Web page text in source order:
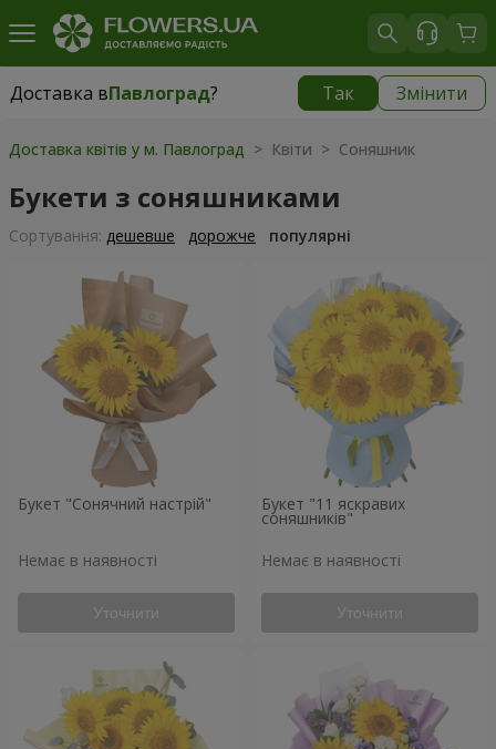
Доставка вПавлоград? Так Змінити
Доставка вПавлоград|
Доставка квітів у м. Павлоград > Квіти > Соняшник
Букети з соняшниками
Сортування: дешевше дорожче популярні
Букет "Сонячний настрій"
Немає в наявності
Уточнити
Букет "11 яскравих
соняшників"
Немає в наявності
Уточнити